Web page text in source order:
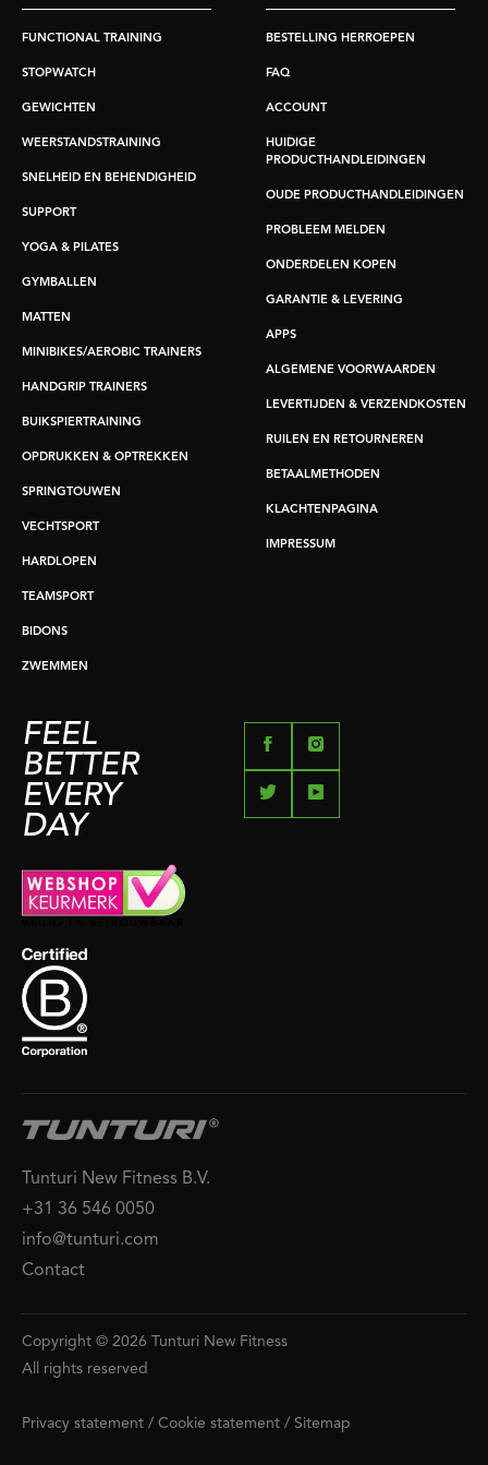
FUNCTIONAL TRAINING
STOPWATCH
GEWICHTEN
WEERSTANDSTRAINING
SNELHEID EN BEHENDIGHEID
SUPPORT
YOGA & PILATES
GYMBALLEN
MATTEN
MINIBIKES/AEROBIC TRAINERS
HANDGRIP TRAINERS
BUIKSPIERTRAINING
OPDRUKKEN & OPTREKKEN
SPRINGTOUWEN
VECHTSPORT
HARDLOPEN
TEAMSPORT
BIDONS
ZWEMMEN
BESTELLING HERROEPEN
FAQ
ACCOUNT
HUIDIGE
PRODUCTHANDLEIDINGEN
OUDE PRODUCTHANDLEIDINGEN
PROBLEEM MELDEN
ONDERDELEN KOPEN
GARANTIE & LEVERING
APPS
ALGEMENE VOORWAARDEN
LEVERTIJDEN & VERZENDKOSTEN
RUILEN EN RETOURNEREN
BETAALMETHODEN
KLACHTENPAGINA
IMPRESSUM
FEEL
BETTER
EVERY
DAY
Tunturi New Fitness B.V.
+31 36 546 0050
info@tunturi.com
Contact
Copyright © 2026 Tunturi New Fitness
All rights reserved
Privacy statement / Cookie statement / Sitemap